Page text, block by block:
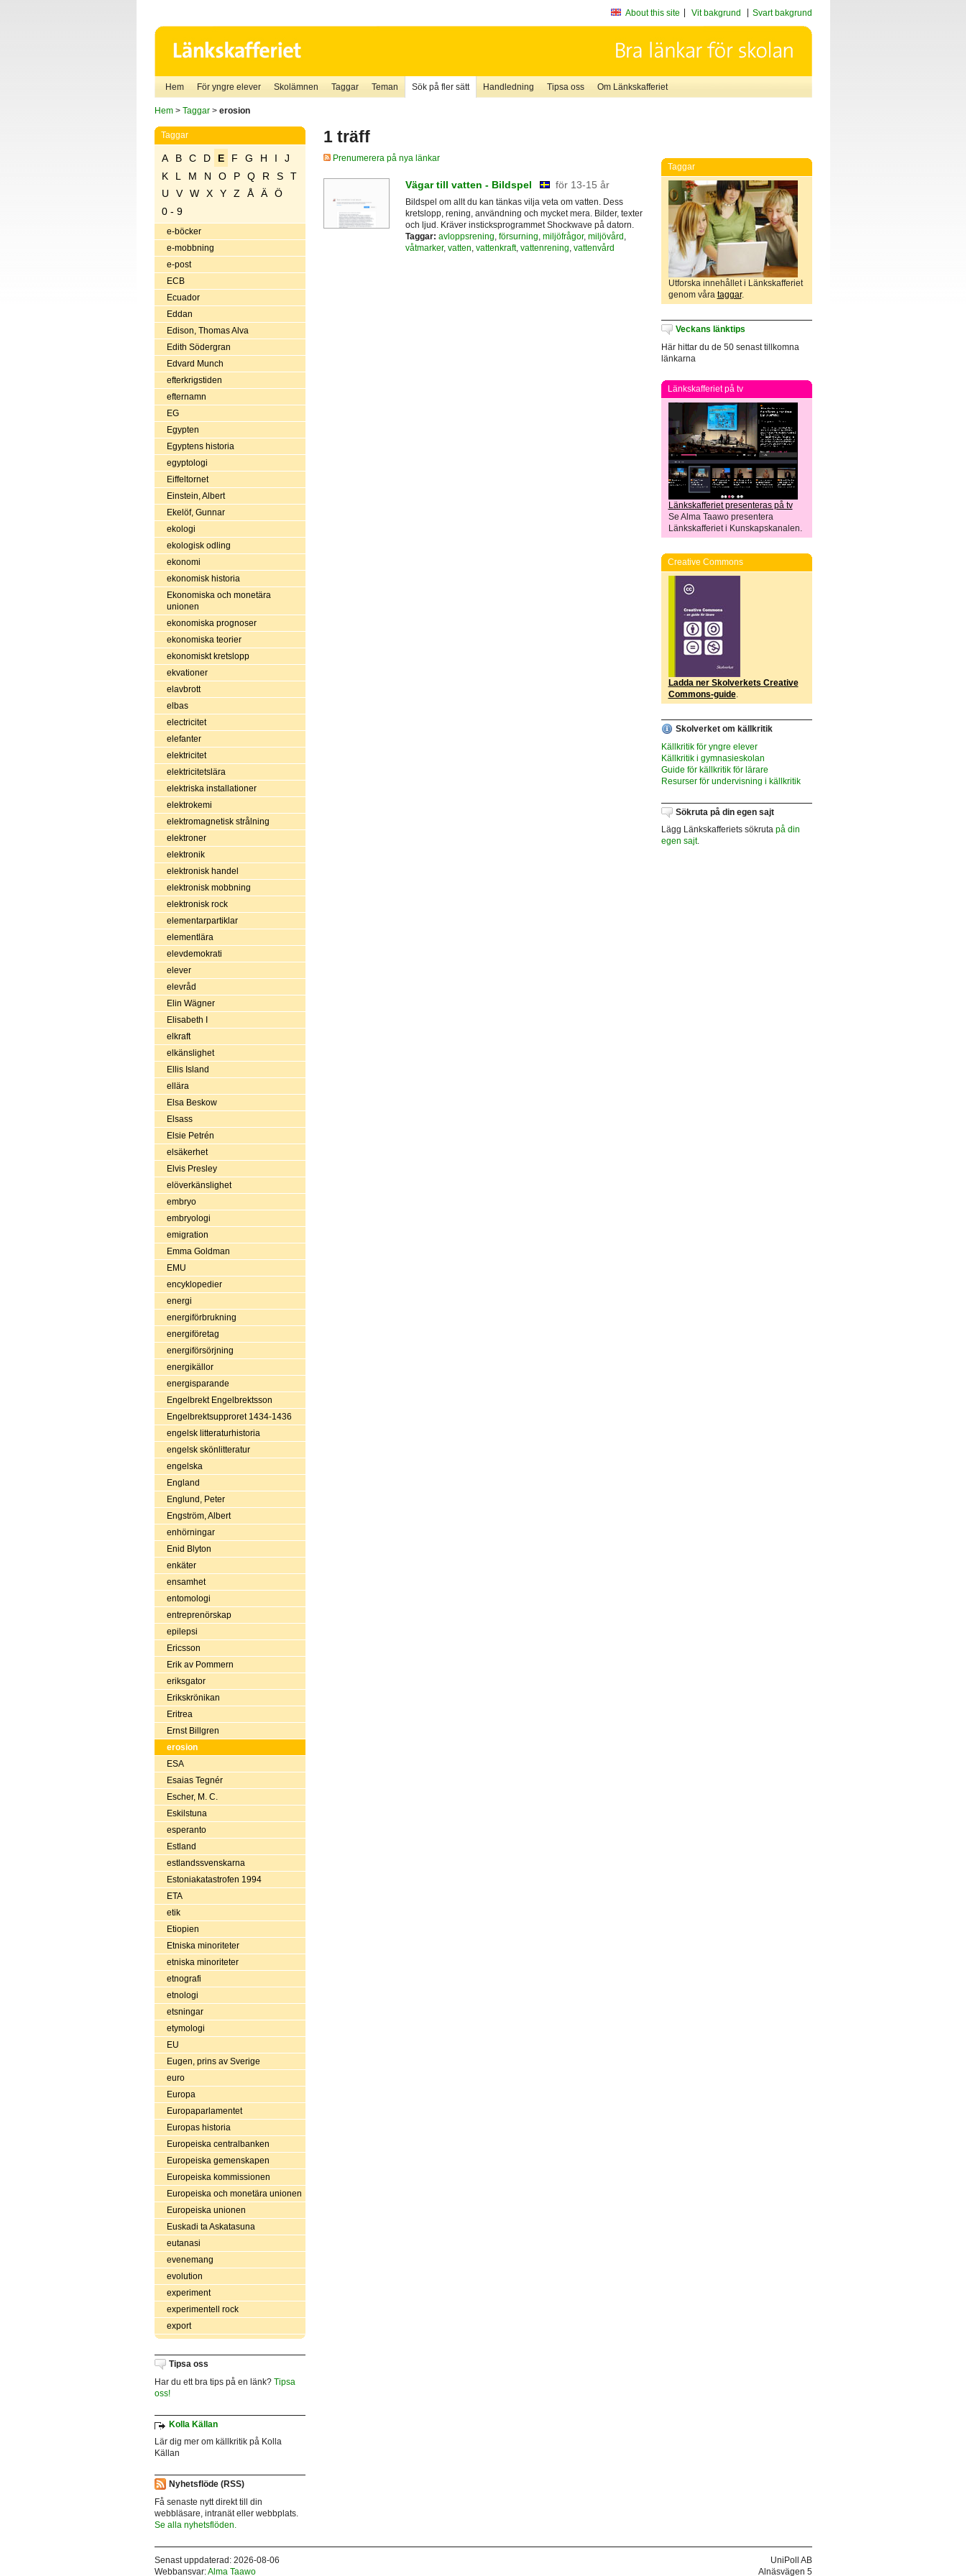
About this site Vit bakgrund Svart bakgrund
Hem För yngre elever Skolämnen Taggar Teman Sök på fler sätt Handledning Tipsa oss Om Länkskafferiet
Hem> Taggar> erosion
Taggar
A B C D E F G H I
J
K
L M N O P Q R S
T
U
V W X Y Z Å Ä
Ö
0 - 9
e-böcker
e-mobbning
e-post
ECB
Ecuador
Eddan
Edison, Thomas Alva
Edith Södergran
Edvard Munch
efterkrigstiden
efternamn
EG
Egypten
Egyptens historia
egyptologi
Eiffeltornet
Einstein, Albert
Ekelöf, Gunnar
ekologi
ekologisk odling
ekonomi
ekonomisk historia
Ekonomiska och monetära
unionen
ekonomiska prognoser
ekonomiska teorier
ekonomiskt kretslopp
ekvationer
elavbrott
elbas
electricitet
elefanter
elektricitet
elektricitetslära
elektriska installationer
elektrokemi
elektromagnetisk strålning
elektroner
elektronik
elektronisk handel
elektronisk mobbning
elektronisk rock
elementarpartiklar
elementlära
elevdemokrati
elever
elevråd
Elin Wägner
Elisabeth I
elkraft
elkänslighet
Ellis Island
ellära
Elsa Beskow
Elsass
Elsie Petrén
elsäkerhet
Elvis Presley
elöverkänslighet
embryo
embryologi
emigration
Emma Goldman
EMU
encyklopedier
energi
energiförbrukning
energiföretag
energiförsörjning
energikällor
energisparande
Engelbrekt Engelbrektsson
Engelbrektsupproret 1434-1436
engelsk litteraturhistoria
engelsk skönlitteratur
engelska
England
Englund, Peter
Engström, Albert
enhörningar
Enid Blyton
enkäter
ensamhet
entomologi
entreprenörskap
epilepsi
Ericsson
Erik av Pommern
eriksgator
Erikskrönikan
Eritrea
Ernst Billgren
erosion
ESA
Esaias Tegnér
Escher, M. C.
Eskilstuna
esperanto
Estland
estlandssvenskarna
Estoniakatastrofen 1994
ETA
etik
Etiopien
Etniska minoriteter
etniska minoriteter
etnografi
etnologi
etsningar
etymologi
EU
Eugen, prins av Sverige
euro
Europa
Europaparlamentet
Europas historia
Europeiska centralbanken
Europeiska gemenskapen
Europeiska kommissionen
Europeiska och monetära unionen
Europeiska unionen
Euskadi ta Askatasuna
eutanasi
evenemang
evolution
experiment
experimentell rock
export
Tipsa oss
Har du ett bra tips på en länk? Tipsa
oss!
Kolla Källan
Lär dig mer om källkritik på Kolla
Källan
Nyhetsflöde (RSS)
Få senaste nytt direkt till din
webbläsare, intranät eller webbplats.
Se alla nyhetsflöden.
1 träff
Prenumerera på nya länkar
Vägar till vatten - Bildspel för 13-15 år
Bildspel om allt du kan tänkas vilja veta om vatten. Dess
kretslopp, rening, användning och mycket mera. Bilder, texter
och ljud. Kräver insticksprogrammet Shockwave på datorn.
Taggar: avloppsrening försurning miljöfrågor, miljövård
våtmarker, vatten vattenkraft, vattenrening vattenvård
Taggar
Utforska innehållet i Länkskafferiet
genom våra taggar.
Veckans länktips
Här hittar du de 50 senast tillkomna
länkarna
Länkskafferiet på tv
Länkskafferiet presenteras på tv
Se Alma Taawo presentera
Länkskafferiet i Kunskapskanalen.
Creative Commons
Ladda ner Skolverkets Creative
Commons-guide.
Skolverket om källkritik
Källkritik för yngre elever
Källkritik i gymnasieskolan
Guide för källkritik för lärare
Resurser för undervisning i källkritik
Sökruta på din egen sajt
Lägg Länkskafferiets sökruta på din
egen sajt.
Senast uppdaterad: 2026-08-06
Webbansvar:Alma Taawo
UniPoll AB
Alnäsvägen 5